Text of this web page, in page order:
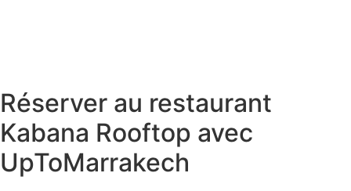
Réserver au restaurant
Kabana Rooftop avec
UpToMarrakech